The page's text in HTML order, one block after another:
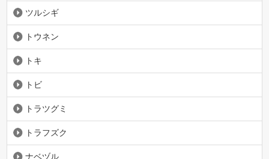
ツルシギ
トウネン
トキ
トビ
トラツグミ
トラフズク
ナベヅル